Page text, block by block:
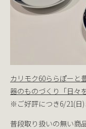
カリモク60ららぽーと
器のものづくり「日々
※ご好評につき6/21(日)
普段取り扱いの無い商